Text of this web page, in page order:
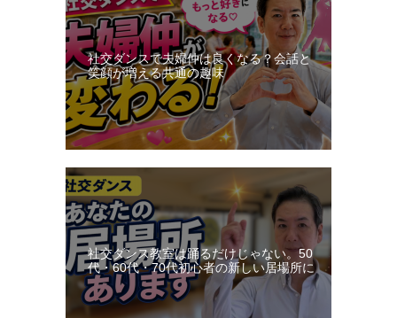
社交ダンスで夫婦仲は良くなる？会話と
笑顔が増える共通の趣味
社交ダンス教室は踊るだけじゃない。50
代・60代・70代初心者の新しい居場所に